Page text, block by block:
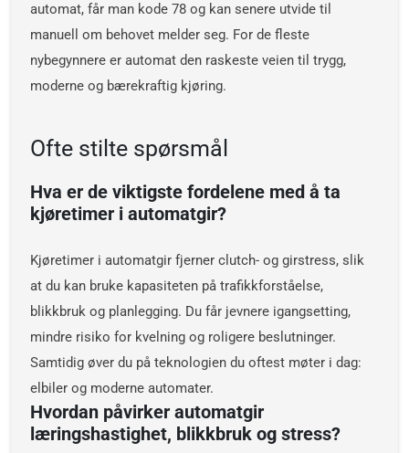
automat, får man kode 78 og kan senere utvide til
manuell om behovet melder seg. For de fleste
nybegynnere er automat den raskeste veien til trygg,
moderne og bærekraftig kjøring.
Ofte stilte spørsmål
Hva er de viktigste fordelene med å ta
kjøretimer i automatgir?
Kjøretimer i automatgir fjerner clutch- og girstress, slik
at du kan bruke kapasiteten på trafikkforståelse,
blikkbruk og planlegging. Du får jevnere igangsetting,
mindre risiko for kvelning og roligere beslutninger.
Samtidig øver du på teknologien du oftest møter i dag:
elbiler og moderne automater.
Hvordan påvirker automatgir
læringshastighet, blikkbruk og stress?